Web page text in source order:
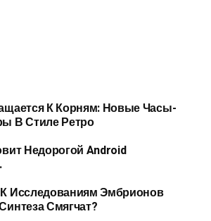
К Корням: Новые Часы-
В Стиле Ретро
Недорогой Android
Исследованиям Эмбрионов
Смягчат?